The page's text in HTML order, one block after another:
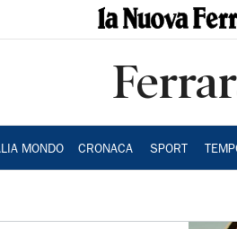
MONDO CRONACA SPORT